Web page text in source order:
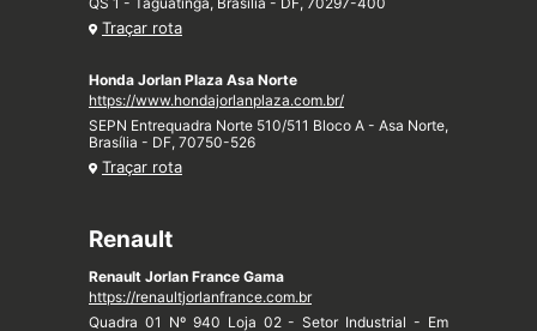
Traçar rota
Honda Jorlan Plaza Asa Norte
https://www.hondajorlanplaza.com.br/
SEPN Entrequadra Norte 510/511 Bloco A - Asa Norte,
Brasília - DF, 70750-526
Traçar rota
Renault
Renault Jorlan France Gama
https://renaultjorlanfrance.com.br
Quadra 01 Nº 940 Loja 02 - Setor Industrial - Em